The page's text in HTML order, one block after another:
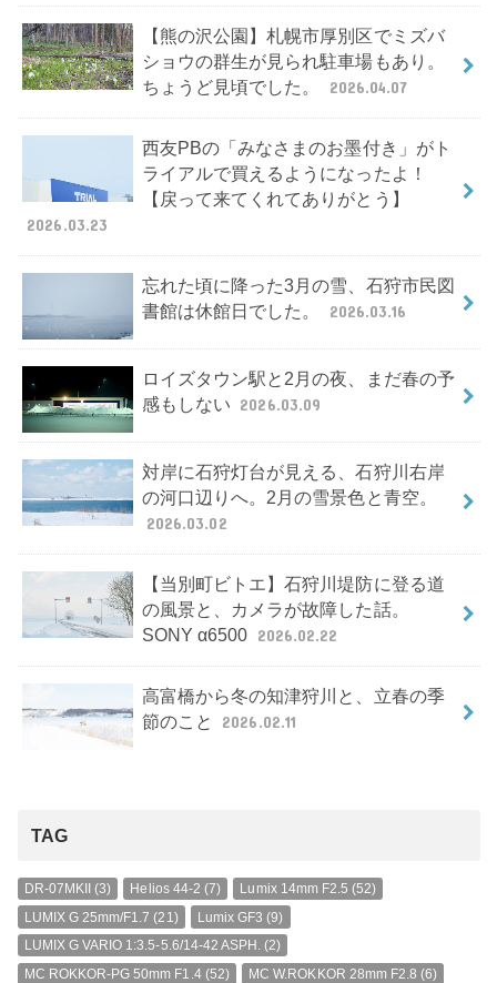
【熊の沢公園】札幌市厚別区でミズバ
ショウの群生が見られ駐車場もあり。
ちょうど見頃でした。
2026.04.07
西友PBの「みなさまのお墨付き」がト
ライアルで買えるようになったよ！
【戻って来てくれてありがとう】
2026.03.23
忘れた頃に降った3月の雪、石狩市民図
書館は休館日でした。
2026.03.16
ロイズタウン駅と2月の夜、まだ春の予
感もしない 2026.03.09
対岸に石狩灯台が見える、石狩川右岸
の河口辺りへ。2月の雪景色と青空。
2026.03.02
【当別町ビトエ】石狩川堤防に登る道
の風景と、カメラが故障した話。
SONY α6500 2026.02.22
高富橋から冬の知津狩川と、立春の季
節のこと
2026.02.11
TAG
DR-07MKII (3) Helios 44-2 (7) Lumix 14mm F2.5 (52)
LUMIX G 25mm/F1.7 (21) Lumix GF3 (9)
LUMIX G VARIO 1:3.5-5.6/14-42 ASPH. (2)
MC ROKKOR-PG 50mm F1.4(52) MC W.ROKKOR 28mm F2.8 (6)